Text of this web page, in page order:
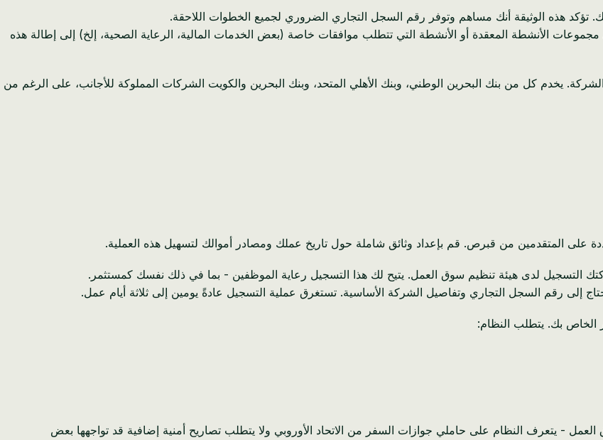
هذه الوثيقة أنك مساهم وتوفر رقم السجل التجاري الضروري لجميع الخطوات اللاحقة.
الأنشطة المعقدة أو الأنشطة التي تتطلب موافقات خاصة (بعض الخدمات المالية، الرعاية الصحية، إلخ) إلى إطالة هذه
يخدم كل من بنك البحرين الوطني، وبنك الأهلي المتحد، وبنك البحرين والكويت الشركات المملوكة للأجانب، على الرغم من
على المتقدمين من قبرص. قم بإعداد وثائق شاملة حول تاريخ عملك ومصادر أموالك لتسهيل هذه العملية.
التسجيل لدى هيئة تنظيم سوق العمل. يتيح لك هذا التسجيل رعاية الموظفين - بما في ذلك نفسك كمستثمر.
إلى رقم السجل التجاري وتفاصيل الشركة الأساسية. تستغرق عملية التسجيل عادةً يومين إلى ثلاثة أيام عمل.
الخاص بك. يتطلب النظام:
- يتعرف النظام على حاملي جوازات السفر من الاتحاد الأوروبي ولا يتطلب تصاريح أمنية إضافية قد تواجهها بعض